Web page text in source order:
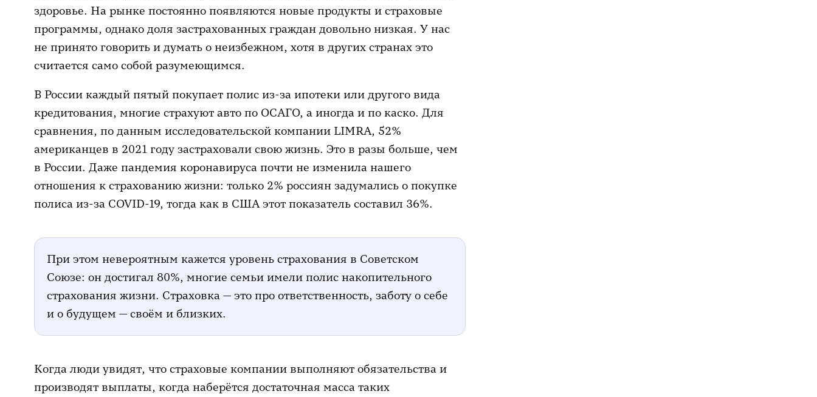
здоровье. На рынке постоянно появляются новые продукты и страховые
программы, однако доля застрахованных граждан довольно низкая. У нас
не принято говорить и думать о неизбежном, хотя в других странах это
считается само собой разумеющимся.
В России каждый пятый покупает полис из-за ипотеки или другого вида
кредитования, многие страхуют авто по ОСАГО, а иногда и по каско. Для
сравнения, по данным исследовательской компании LIMRA, 52%
американцев в 2021 году застраховали свою жизнь. Это в разы больше, чем
в России. Даже пандемия коронавируса почти не изменила нашего
отношения к страхованию жизни: только 2% россиян задумались о покупке
полиса из-за COVID-19, тогда как в США этот показатель составил 36%.
При этом невероятным кажется уровень страхования в Советском
Союзе: он достигал 80%, многие семьи имели полис накопительного
страхования жизни. Страховка — это про ответственность, заботу о себе
и о будущем — своём и близких.
Когда люди увидят, что страховые компании выполняют обязательства и
производят выплаты, когда наберётся достаточная масса таких